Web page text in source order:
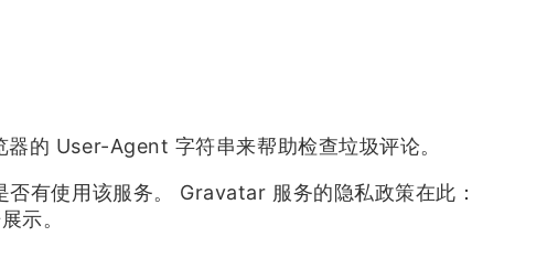
的 User-Agent 字符串来帮助检查垃圾评论。
有使用该服务。 Gravatar 服务的隐私政策在此：
示。